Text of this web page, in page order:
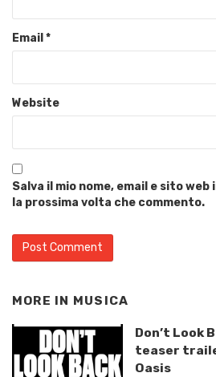
Email*
Website
Salva il mio nome, email e sito
la prossima volta che commento.
MORE IN MUSICA
Don’t Look
teaser
Oasis